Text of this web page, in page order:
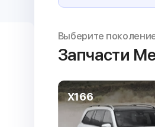
Выберите
Запчасти
X166